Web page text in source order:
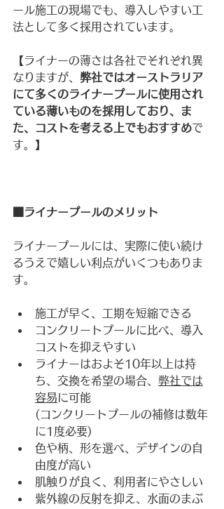
ール施工の現場でも、導入しやすい工
法として多く採用されています。
【ライナーの薄さは各社でそれぞれ異
なりますが、 弊社ではオーストラリア
にて多くのライナープールに使用され
ている薄いものを採用しており、ま
た、コストを考える上でもおすすめで
す。】
■ライナープールのメリット
ライナープールには、実際に使い続け
るうえで嬉しい利点がいくつもありま
す。
施工が早く、工期を短縮できる
コンクリートプールに比べ、導入
コストを抑えやすい
ライナーはおよそ10年以上は持
ち、交換を希望の場合、 弊社では
容易に可能
(コンクリートプールの補修は数年
に1度必要)
色や柄、形を選べ、デザインの自
由度が高い
肌触りが良く、利用者にやさしい
紫外線の反射を抑え、水面のまぶ